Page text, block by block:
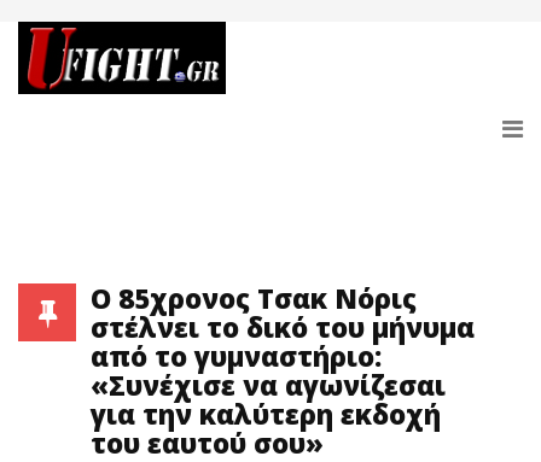
Ο 85χρονος Τσακ Νόρις
στέλνει το δικό του μήνυμα
από το γυμναστήριο:
«Συνέχισε να αγωνίζεσαι
για την καλύτερη εκδοχή
του εαυτού σου»